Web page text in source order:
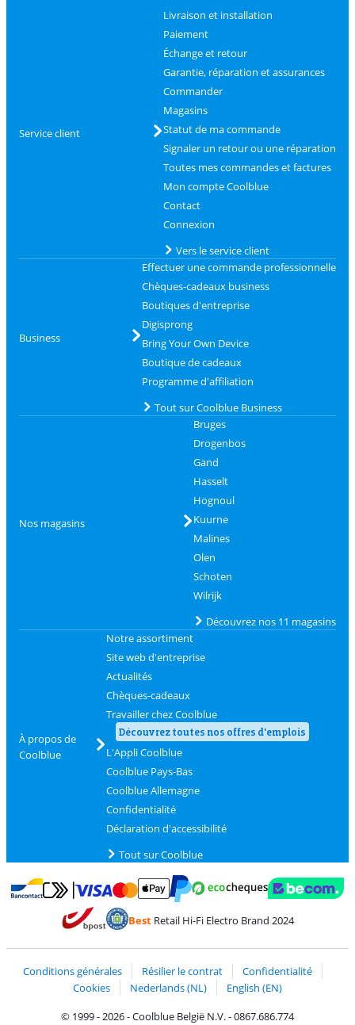
Service client
Livraison et installation
Paiement
Échange et retour
Garantie, réparation et assurances
Commander
Magasins
Statut de ma commande
Signaler un retour ou une réparation
Toutes mes commandes et factures
Mon compte Coolblue
Contact
Connexion
Vers le service client
Business
Effectuer une commande professionnelle
Chèques-cadeaux business
Boutiques d'entreprise
Digisprong
Bring Your Own Device
Boutique de cadeaux
Programme d'affiliation
Tout sur Coolblue Business
Nos magasins
Bruges
Drogenbos
Gand
Hasselt
Hognoul
Kuurne
Malines
Olen
Schoten
Wilrijk
Découvrez nos 11 magasins
À propos de
Coolblue
Notre assortiment
Site web d'entreprise
Actualités
Chèques-cadeaux
Travailler chez Coolblue
Découvrez toutes nos offres d'emplois
L'Appli Coolblue
Coolblue Pays-Bas
Coolblue Allemagne
Confidentialité
Déclaration d'accessibilité
Tout sur Coolblue
Payer avec Bancontact
Payer avec MasterCard et Visa via ClickToPay
Payer avec PayPal
BestRetail Hi-Fi Electro Brand 2024
Conditions générales Résilier le contrat
Confidentialité
Cookies
Nederlands (NL)
English (EN)
© 1999 - 2026 - Coolblue België N.V. - 0867.686.774